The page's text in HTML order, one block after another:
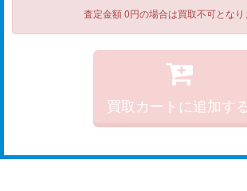
査定金額 0円の場合は買取不可となり
買取カートに追加す